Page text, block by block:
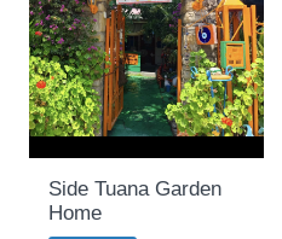
Side Tuana Garden
Home